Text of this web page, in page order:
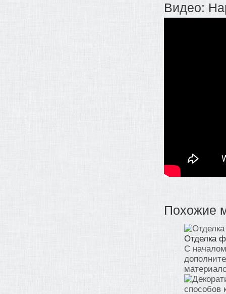
Видео:
Похожие
Отделка
С